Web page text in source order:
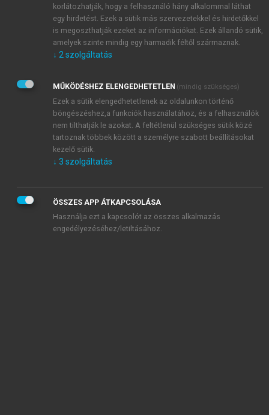
Kérek értesítést a MeRSZ újdonságairól, akcióiról.
Kérek értesítést az Akadémiai Kiadó Zrt. újdonságairól,
Adatkezelési tájékoztatóbanfoglaltakat tudomásul
veszem és elfogadom.
Általános vásárlási feltételeket, valamint a szotar.netés a
mersz.huoldalak licencszerződéseiben foglaltakat
tudomásul veszem és elfogadom.
KIPRÓBÁLOM
korlátozhatják, hogy a felhasználó hány alkalommal láthat
egy hirdetést. Ezek a sütik más szervezetekkel és hirdetőkkel
is megoszthatják ezeket az információkat. Ezek állandó sütik,
amelyek szinte mindig egy harmadik féltől származnak.
↓ 2 szolgáltatás
MŰKÖDÉSHEZ ELENGEDHETETLEN (mindig szükséges)
Ezek a sütik elengedhetetlenek az oldalunkon történő
böngészéshez,a funkciók használatához, és a felhasználók
nem tilthatják le azokat. A feltétlenül szükséges sütik közé
tartoznak többek között a személyre szabott beállításokat
kezelő sütik.
↓ 3 szolgáltatás
ÖSSZES APP ÁTKAPCSOLÁSA
Használja ezt a kapcsolót az összes alkalmazás
engedélyezéséhez/letiltásához.